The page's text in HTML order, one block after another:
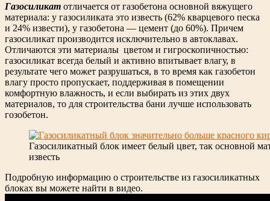
Газосиликат отличается от газобетона основной вяжущего
материала: у газосиликата это известь (62% кварцевого песка
и 24% извести), у газобетона — цемент (до 60%). Причем
газосиликат производится исключительно в автоклавах.
Отличаются эти материалы цветом и гигроскопичностью:
газосиликат всегда белый и активно впитывает влагу, в
результате чего может разрушаться, в то время как газобетон
влагу просто пропускает, поддерживая в помещении
комфортную влажность, и если выбирать из этих двух
материалов, то для строительства бани лучше использовать
гозобетон.
Газосиликатный блок имеет белый цвет, так основной
известь
Подробную информацию о строительстве из газосиликатных
блоках вы можете найти в видео.